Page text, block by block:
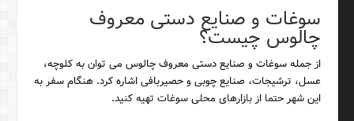
سوغات و صنایع دستی معروف
چالوس چیست؟
از جمله سوغات و صنایع دستی معروف چالوس می توان به کلوچه،
عسل، ترشیجات، صنایع چوبی و حصیربافی اشاره کرد. هنگام سفر به
این شهر حتما از بازارهای محلی سوغات تهیه کنید.